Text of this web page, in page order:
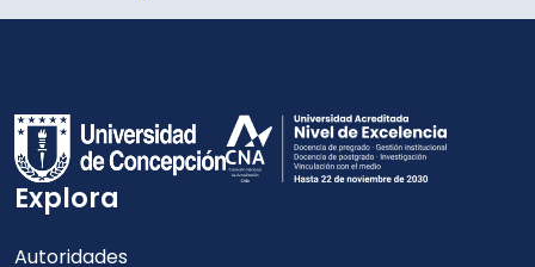
Explora
Autoridades